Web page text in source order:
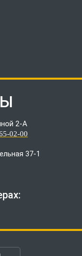
2-А
02-00
37-1